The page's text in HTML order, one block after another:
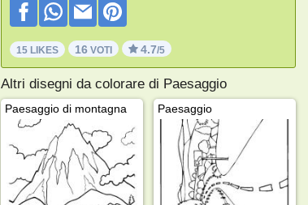
15 LIKES 16VOTI 4.7/5
Altri disegni da colorare di Paesaggio
Paesaggio di montagna Paesaggio